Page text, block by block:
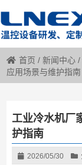
首页 /新闻中心
应用场景与维护指南
工业冷水机厂
护指南
2026/05/30